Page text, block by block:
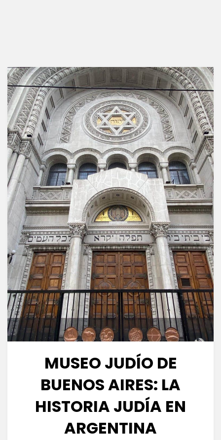
MUSEO JUDÍO DE
BUENOS AIRES: LA
HISTORIA JUDÍA EN
ARGENTINA